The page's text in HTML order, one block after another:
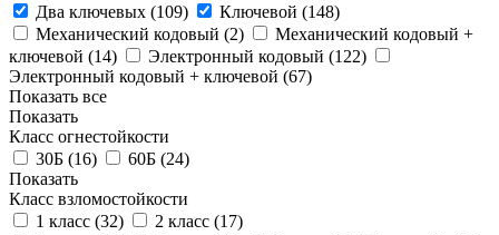
Два ключевых (109) Ключевой (148)
Механический кодовый (2)
Механический кодовый +
ключевой (14) Электронный кодовый (122)
Электронный кодовый + ключевой (67)
Показать все
Показать
Класс огнестойкости
30Б (16) 60Б (24)
Показать
Класс взломостойкости
1 класс (32) 2 класс (17)